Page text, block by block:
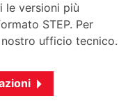
le versioni più
STEP. Per
ufficio tecnico.